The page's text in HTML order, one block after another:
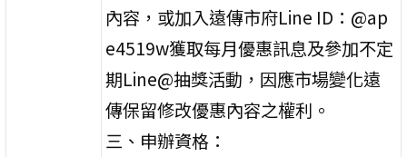
內容，或加入遠傳市府Line ID：@ap
e4519w獲取每月優惠訊息及參加不定
期Line@抽獎活動，因應市場變化遠
傳保留修改優惠內容之權利。
三、申辦資格：